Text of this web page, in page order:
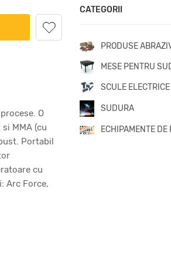
O
MMA (cu
Portabil
cu
Arc Force,
CATEGORII
PRODUSE
MESE PENTRU
SCULE
SUDURA
ECHIPAMENTE DE